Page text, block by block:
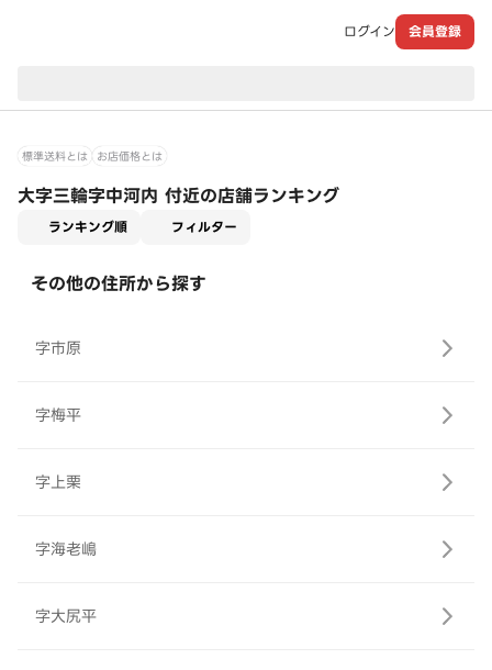
ログイン 会員登録
標準送料とは お店価格とは
大字三輪字中河内 付近の店舗ランキング
ランキング順 フィルター
その他の住所から探す
字市原
字梅平
字上栗
字海老嶋
字大尻平